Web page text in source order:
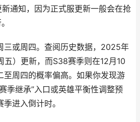
新通知，因为正式服更新一般会在抢
三或周四。查阅历史数据，2025年
五）更新，而S38赛季则在12月10
至周四的概率偏高。如果你发现游
季继承”入口或英雄平衡性调整预
进入倒计时。